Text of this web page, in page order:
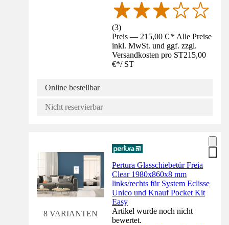
(3)
Preis — 215,00 € * Alle Preise
inkl. MwSt. und ggf. zzgl.
Versandkosten pro ST215,00
€*/ ST
Online bestellbar
Nicht reservierbar
8 VARIANTEN
Pertura Glasschiebetür Freia
Clear 1980x860x8 mm
links/rechts für System Eclisse
Unico und Knauf Pocket Kit
Easy
Artikel wurde noch nicht
bewertet.